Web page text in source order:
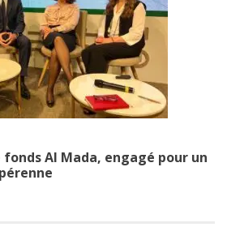
fonds Al Mada, engagé pour un